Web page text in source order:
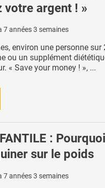
votre argent ! »
7 années 3 semaines
environ une personne sur
ou un supplément
« Save your money ! », ...
:
sur le poids
7 années 3 semaines